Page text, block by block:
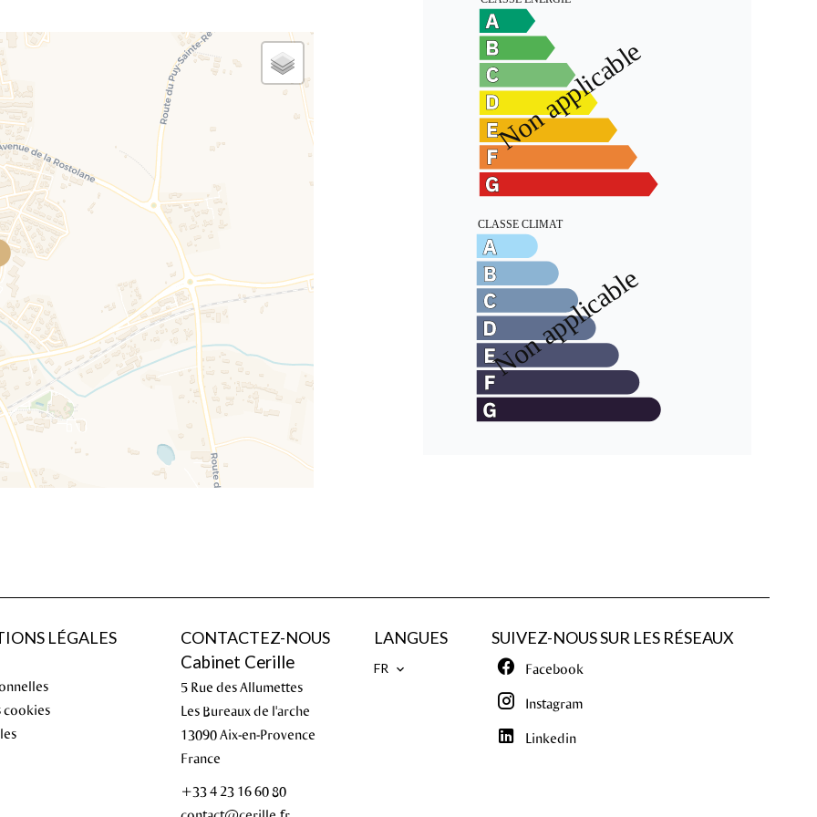
LÉGALES
cookies
CONTACTEZ-NOUS
Cabinet Cerille
5 Rue des Allumettes
Les Bureaux de l'arche
13090Aix-en-Provence
France
+33 4 23 16 60 80
LANGUES
FR
SUIVEZ-NOUS SUR LES RÉSEAUX
Facebook
Instagram
Linkedin